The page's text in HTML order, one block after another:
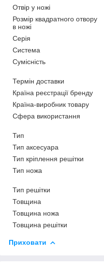
Отвір у ножі
Розмір квадратного отвору
в ножі
Серія
Система
Сумісність
Термін доставки
Країна реєстрації бренду
Країна-виробник товару
Сфера використання
Тип
Тип аксесуара
Тип кріплення решітки
Тип ножа
Тип решітки
Товщина
Товщина ножа
Товщина решітки
Приховати